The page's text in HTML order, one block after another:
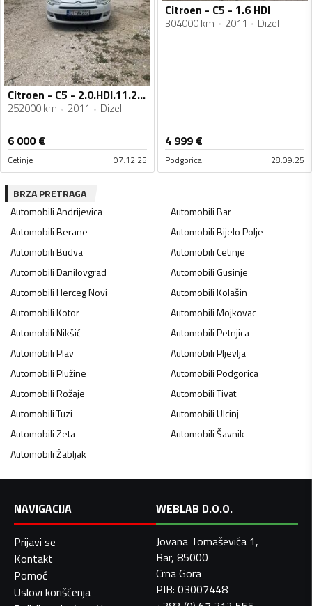
Citroen - C5 - 2.0.HDI.11.2011
252000 km 2011 Dizel
6 000€
Cetinje 07.12.25
Citroen - C5 - 1.6 HDI
304000 km 2011 Dizel
4 999 €
Podgorica 28.09.25
BRZA PRETRAGA
AutomobiliAndrijevica AutomobiliBar
AutomobiliBerane AutomobiliBijelo Polje
AutomobiliBudva AutomobiliCetinje
AutomobiliDanilovgrad AutomobiliGusinje
AutomobiliHerceg Novi AutomobiliKolašin
AutomobiliKotor AutomobiliMojkovac
AutomobiliNikšić AutomobiliPetnjica
AutomobiliPlav AutomobiliPljevlja
AutomobiliPlužine AutomobiliPodgorica
AutomobiliRožaje AutomobiliTivat
AutomobiliTuzi AutomobiliUlcinj
AutomobiliZeta AutomobiliŠavnik
AutomobiliŽabljak
NAVIGACIJA
Prijavi se
Kontakt
Pomoć
Uslovi korišćenja
WEBLAB D.O.O.
Jovana Tomaševića 1,
Bar, 85000
Crna Gora
PIB: 03007448